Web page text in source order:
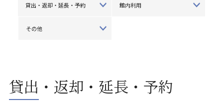
貸出・返却・延長・予約 館内利用
その他
貸出・返却・延長・予約